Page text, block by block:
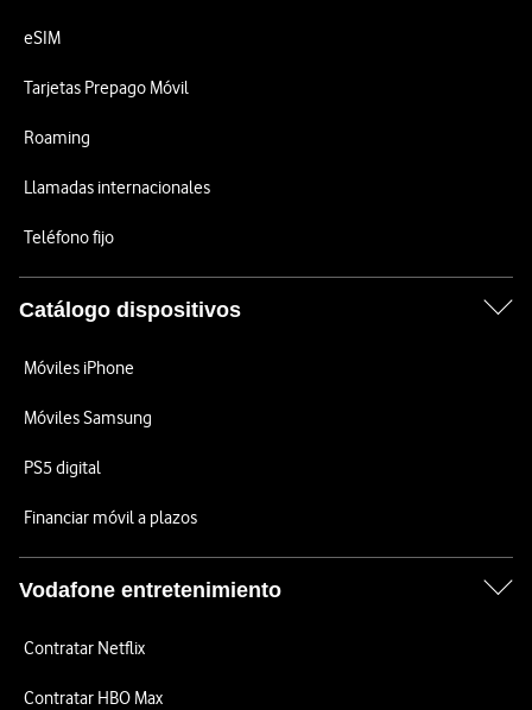
eSIM
Tarjetas Prepago Móvil
Roaming
Llamadas internacionales
Teléfono fijo
Catálogo dispositivos
Móviles iPhone
Móviles Samsung
PS5 digital
Financiar móvil a plazos
Vodafone entretenimiento
Contratar Netflix
Contratar HBO Max